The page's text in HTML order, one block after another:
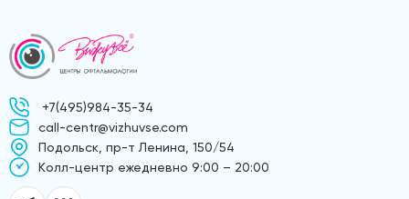
+7(495)984-35-34
call-centr@vizhuvse.com
Подольск, пр-т Ленина, 150/54
Kолл-центр ежедневно 9:00 – 20:00